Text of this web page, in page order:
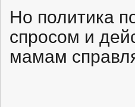
Но политика
спросом и
мамам